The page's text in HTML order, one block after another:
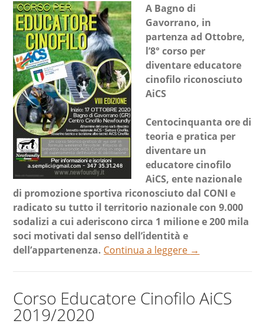
A Bagno di
Gavorrano, in
partenza ad Ottobre,
l’8° corso per
diventare educatore
cinofilo riconosciuto
AiCS
Centocinquanta ore di
teoria e pratica per
diventare un
educatore cinofilo
AiCS, ente nazionale
di promozione sportiva riconosciuto dal CONI e
radicato su tutto il territorio nazionale con 9.000
sodalizi a cui aderiscono circa 1 milione e 200 mila
soci motivati dal senso dell’identità e
dell’appartenenza. Continua a leggere →
Corso Educatore Cinofilo AiCS
2019/2020